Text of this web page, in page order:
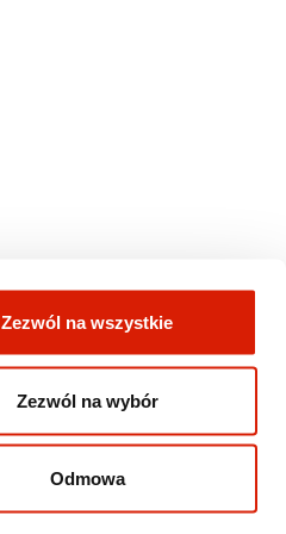
Zezwól na wszystkie
Zezwól na wybór
Odmowa